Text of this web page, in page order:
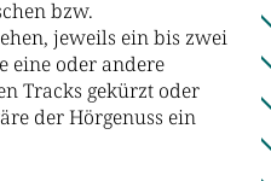
bzw.
jeweils ein bis zwei
eine oder andere
Tracks gekürzt oder
der Hörgenuss ein